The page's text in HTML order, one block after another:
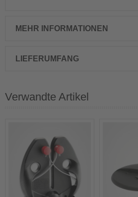
MEHR INFORMATIONEN
LIEFERUMFANG
Verwandte Artikel